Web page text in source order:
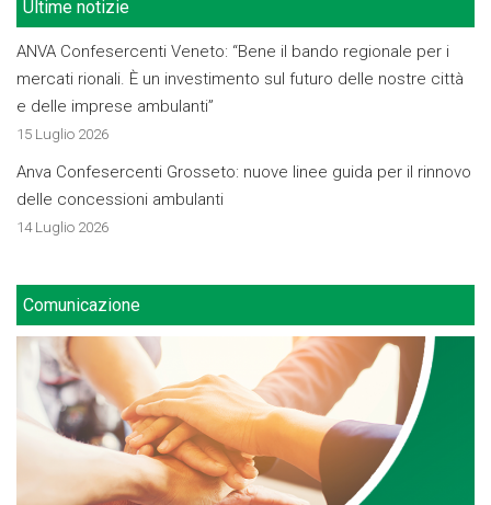
Ultime notizie
ANVA Confesercenti Veneto: “Bene il bando regionale per i
mercati rionali. È un investimento sul futuro delle nostre città
e delle imprese ambulanti”
15 Luglio 2026
Anva Confesercenti Grosseto: nuove linee guida per il rinnovo
delle concessioni ambulanti
14 Luglio 2026
Comunicazione